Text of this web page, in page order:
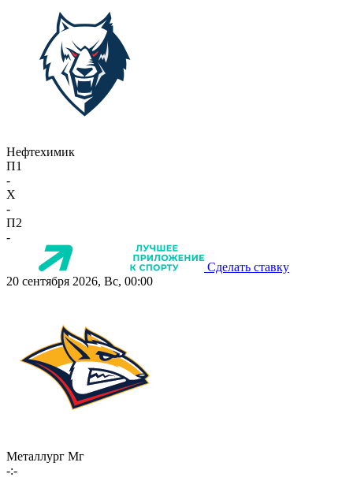
Нефтехимик
П1
-
X
-
П2
-
Сделать ставку
20 сентября 2026, Вс, 00:00
Металлург Мг
-:-